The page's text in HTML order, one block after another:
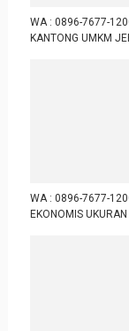
WA : 0896-7677-
KANTONG UMKM
WA : 0896-7677-
EKONOMIS